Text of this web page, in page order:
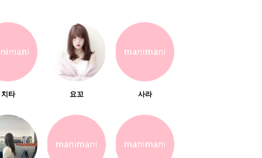
치타 요꼬 사라